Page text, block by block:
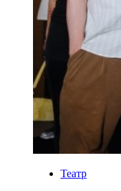
Театр